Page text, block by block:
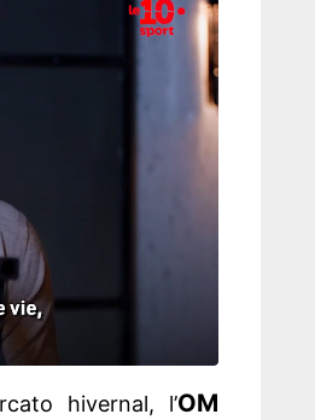
hivernal, l’OM